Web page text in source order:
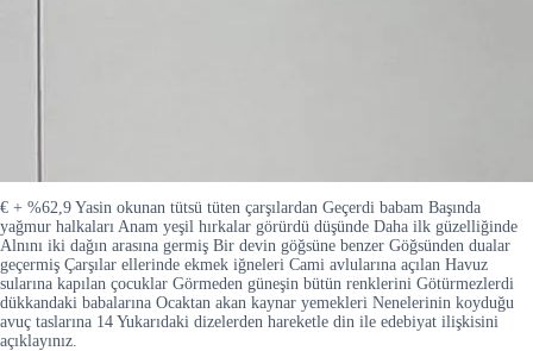
€ + %62,9 Yasin okunan tütsü tüten çarşılardan Geçerdi babam Başında
yağmur halkaları Anam yeşil hırkalar görürdü düşünde Daha ilk güzelliğinde
Alnını iki dağın arasına germiş Bir devin göğsüne benzer Göğsünden dualar
geçermiş Çarşılar ellerinde ekmek iğneleri Cami avlularına açılan Havuz
sularına kapılan çocuklar Görmeden güneşin bütün renklerini Götürmezlerdi
dükkandaki babalarına Ocaktan akan kaynar yemekleri Nenelerinin koyduğu
avuç taslarına 14 Yukarıdaki dizelerden hareketle din ile edebiyat ilişkisini
açıklayınız.